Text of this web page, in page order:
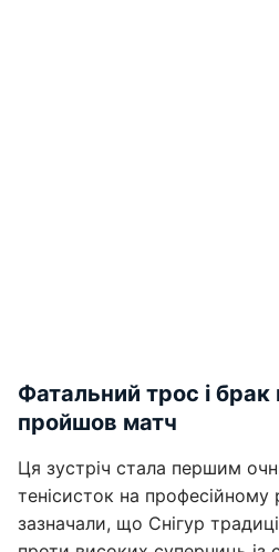
Фатальний трос і брак
пройшов матч
Ця зустріч стала першим
тенісисток на професійному
зазначали, що Снігур